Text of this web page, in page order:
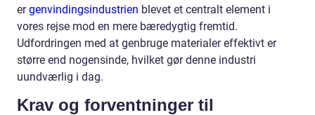
ergenvindingsindustrien blevet et centralt element i
vores rejse mod en mere bæredygtig fremtid.
Udfordringen med at genbruge materialer effektivt er
større end nogensinde, hvilket gør denne industri
uundværlig i dag.
Krav og forventninger til